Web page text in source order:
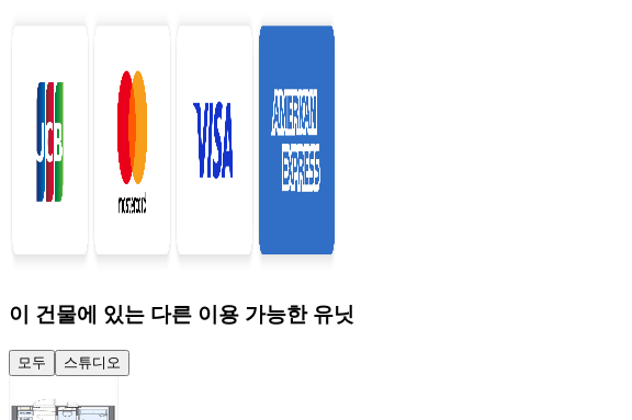
이 건물에 있는 다른 이용 가능한 유닛
모두 스튜디오